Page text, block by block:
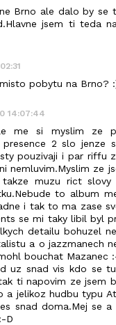
Brno ale dalo by se
jsem ti teda
pobytu na Brno?
14:07:44
me si myslim ze
presence 2 slo jenze
pouzivaji i par riffu
nemluvim.Myslim ze
muzu rict
to album
i tak to ma zase
se mi taky libil byl
detailu bohuzel
a o jazzmanech
bouchat Mazanec
uz snad vis kdo se
ti napovim ze jsem
a jelikoz hudbu typu
snad doma.Mej se
D